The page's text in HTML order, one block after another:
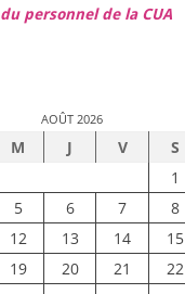
personnel de la CUA
AOÛT 2026
M J V S
1
5 6 7 8
12 13 14 15
19 20 21 22